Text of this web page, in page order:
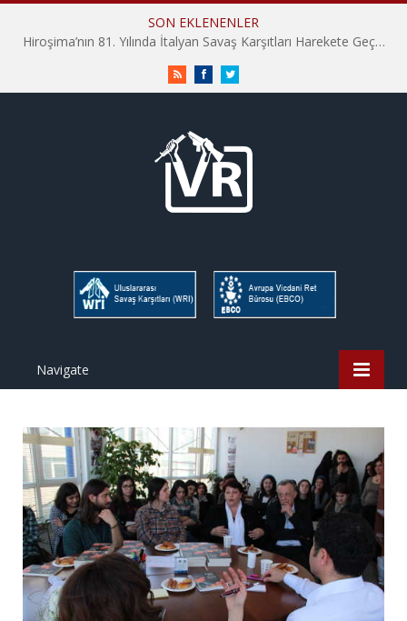
SON EKLENENLER
Hiroşima’nın 81. Yılında İtalyan Savaş Karşıtları Harekete Geçti: “Hatırlamak yeterli değil”
RSS FacebookTwitter
Navigate